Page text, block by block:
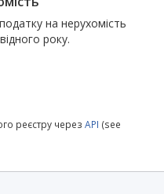
на нерухомість
року.
реєстру через API (see